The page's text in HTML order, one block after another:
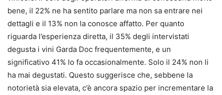
bene, il 22% ne ha sentito parlare ma non sa entrare nei
dettagli e il 13% non la conosce affatto. Per quanto
riguarda l’esperienza diretta, il 35% degli intervistati
degusta i vini Garda Doc frequentemente, e un
significativo 41% lo fa occasionalmente. Solo il 24% non li
ha mai degustati. Questo suggerisce che, sebbene la
notorietà sia elevata, c’è ancora spazio per incrementare la